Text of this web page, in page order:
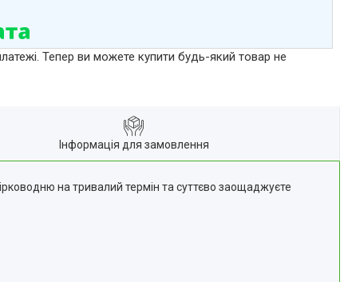
Тепер ви можете купити будь-який товар не
Інформація для замовлення
на тривалий термін та суттєво заощаджуєте